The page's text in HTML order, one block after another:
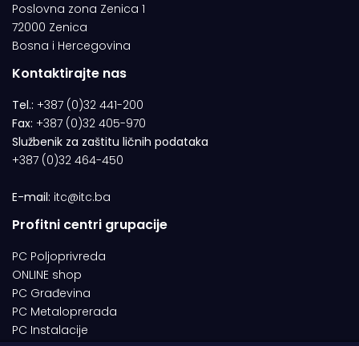
Poslovna zona Zenica 1
72000 Zenica
Bosna i Hercegovina
Kontaktirajte nas
Tel.: +387 (0)32 441-200
Fax: +387 (0)32 405-970
Službenik za zaštitu ličnih podataka
+387 (0)32 464-450
E-mail: itc@itc.ba
Profitni centri grupacije
PC Poljoprivreda
ONLINE shop
PC Građevina
PC Metaloprerada
PC Instalacije